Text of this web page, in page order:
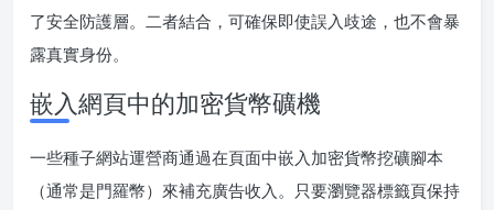
了安全防護層。二者結合，可確保即使誤入歧途，也不會暴
露真實身份。
嵌入網頁中的加密貨幣礦機
一些種子網站運營商通過在頁面中嵌入加密貨幣挖礦腳本
（通常是門羅幣）來補充廣告收入。只要瀏覽器標籤頁保持